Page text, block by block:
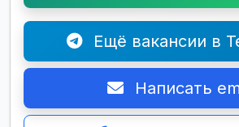
Ещё вакансии в
Написать